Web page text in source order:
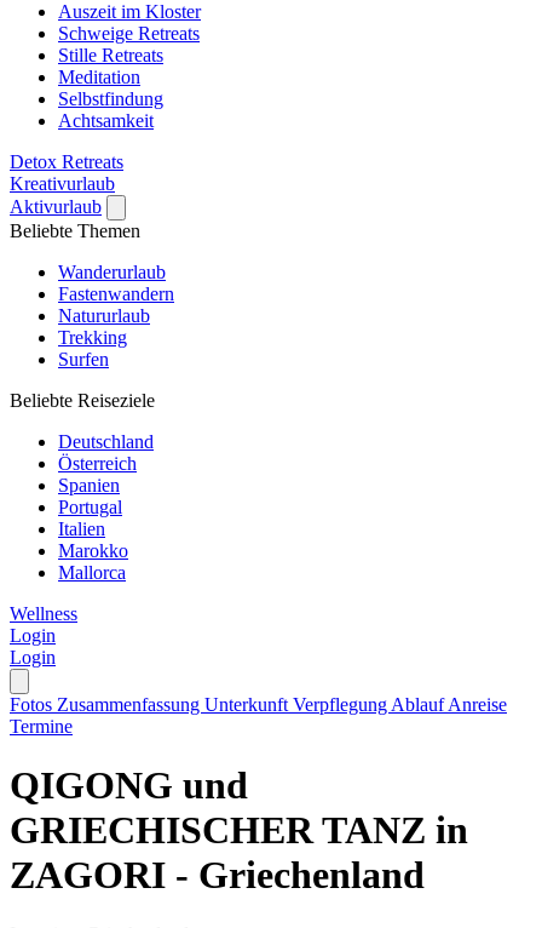
Auszeit im Kloster
Schweige Retreats
Stille Retreats
Meditation
Selbstfindung
Achtsamkeit
Detox Retreats
Kreativurlaub
Aktivurlaub
Beliebte Themen
Wanderurlaub
Fastenwandern
Natururlaub
Trekking
Surfen
Beliebte Reiseziele
Deutschland
Österreich
Spanien
Portugal
Italien
Marokko
Mallorca
Wellness
Login
Login
Fotos Zusammenfassung Unterkunft Verpflegung AblaufAnreise
Termine
QIGONG und
GRIECHISCHER TANZ in
ZAGORI - Griechenland